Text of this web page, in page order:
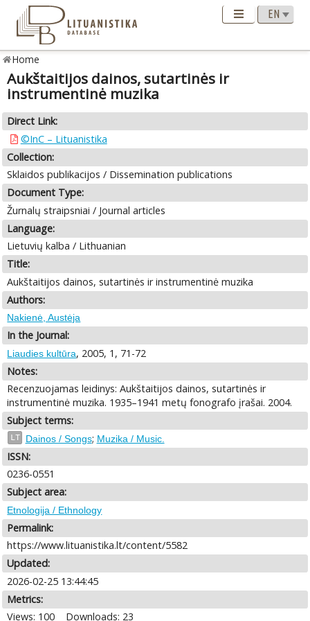
Home
Aukštaitijos dainos, sutartinės ir
instrumentinė muzika
Direct Link:
©InC – Lituanistika
Collection:
Sklaidos publikacijos / Dissemination publications
Document Type:
Žurnalų straipsniai / Journal articles
Language:
Lietuvių kalba / Lithuanian
Title:
Aukštaitijos dainos, sutartinės ir instrumentinė muzika
Authors:
Nakienė, Austėja
In the Journal:
Liaudies kultūra, 2005, 1, 71-72
Notes:
Recenzuojamas leidinys: Aukštaitijos dainos, sutartinės ir
instrumentinė muzika. 1935–1941 metų fonografo įrašai. 2004.
Subject terms:
LT Dainos / Songs; Muzika / Music.
ISSN:
0236-0551
Subject area:
Etnologija / Ethnology
Permalink:
https://www.lituanistika.lt/content/5582
Updated:
2026-02-25 13:44:45
Metrics:
Views: 100
Downloads: 23